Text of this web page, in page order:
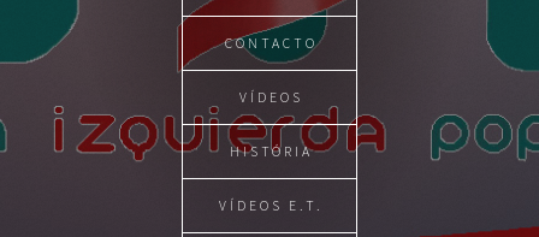
CONTACTO
VÍDEOS
HISTÓRIA
VÍDEOS E.T.